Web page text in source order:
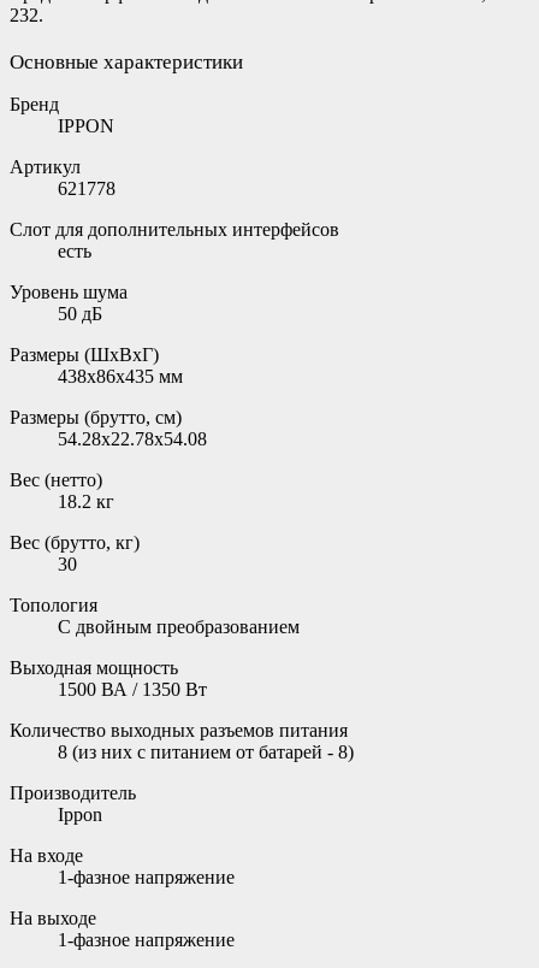
232.
Основные характеристики
Бренд
IPPON
Артикул
621778
Слот для дополнительных интерфейсов
есть
Уровень шума
50 дБ
Размеры (ШxВxГ)
438x86x435 мм
Размеры (брутто, см)
54.28x22.78x54.08
Вес (нетто)
18.2 кг
Вес (брутто, кг)
30
Топология
С двойным преобразованием
Выходная мощность
1500 ВА / 1350 Вт
Количество выходных разъемов питания
8 (из них с питанием от батарей - 8)
Производитель
Ippon
На входе
1-фазное напряжение
На выходе
1-фазное напряжение